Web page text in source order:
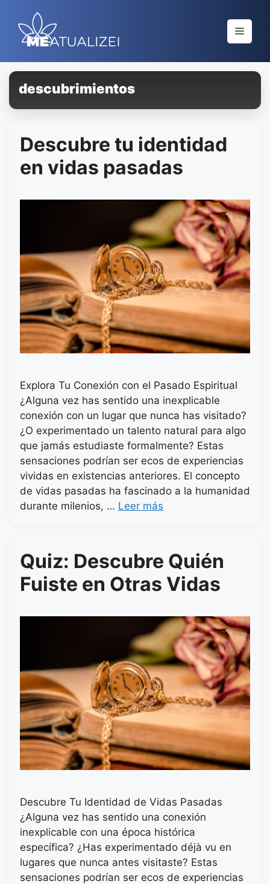
contenido
Menú
descubrimientos
Descubre tu identidad
en vidas pasadas
Explora Tu Conexión con el Pasado Espiritual
¿Alguna vez has sentido una inexplicable
conexión con un lugar que nunca has visitado?
¿O experimentado un talento natural para algo
que jamás estudiaste formalmente? Estas
sensaciones podrían ser ecos de experiencias
vividas en existencias anteriores. El concepto
de vidas pasadas ha fascinado a la humanidad
durante milenios, … Leer más
Quiz: Descubre Quién
Fuiste en Otras Vidas
Descubre Tu Identidad de Vidas Pasadas
¿Alguna vez has sentido una conexión
inexplicable con una época histórica
específica? ¿Has experimentado déjà vu en
lugares que nunca antes visitaste? Estas
sensaciones podrían ser ecos de experiencias